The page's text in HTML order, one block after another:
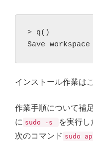
> q()
Save
インストール作業は
作業手順について補
に sudo -s
を実行し
次のコマンド sudo